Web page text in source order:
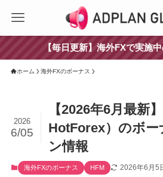
【毎日更新】海外FXで実施
ホーム 海外FXのボーナス
【2026年6月最新
HotForex）のボ
ン情報
2026
6/05
海外FXのボーナス HFM 2026年6月5